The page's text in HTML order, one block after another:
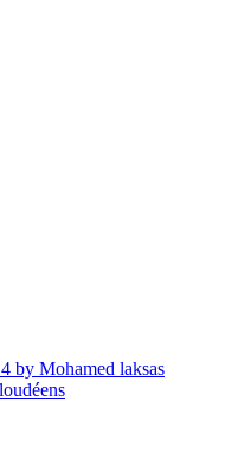
by Mohamed laksas